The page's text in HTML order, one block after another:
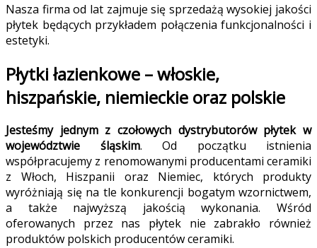
Nasza firma od lat zajmuje się sprzedażą wysokiej jakości
płytek będących przykładem połączenia funkcjonalności i
estetyki.
Płytki łazienkowe – włoskie,
hiszpańskie, niemieckie oraz polskie
Jesteśmy jednym z czołowych dystrybutorów płytek w
województwie śląskim. Od początku istnienia
współpracujemy z renomowanymi producentami ceramiki
z Włoch, Hiszpanii oraz Niemiec, których produkty
wyróżniają się na tle konkurencji bogatym wzornictwem,
a także najwyższą jakością wykonania. Wśród
oferowanych przez nas płytek nie zabrakło również
produktów polskich producentów ceramiki.